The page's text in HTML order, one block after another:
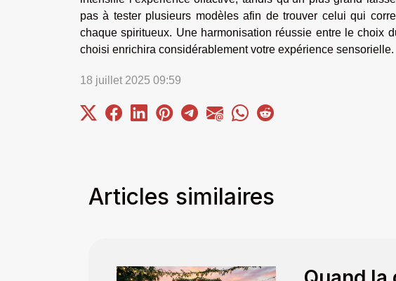
pas à tester plusieurs modèles afin de trouver celui qui
chaque spiritueux. Une harmonisation réussie entre le choix
choisi enrichira considérablement votre expérience sensorielle.
18 juillet 2025 09:59
Articles similaires